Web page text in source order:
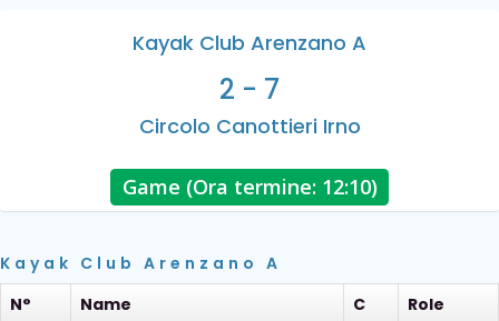
Kayak Club Arenzano A
2 - 7
Circolo Canottieri Irno
Game (Ora termine: 12:10)
Kayak Club Arenzano A
N°
Name C Role